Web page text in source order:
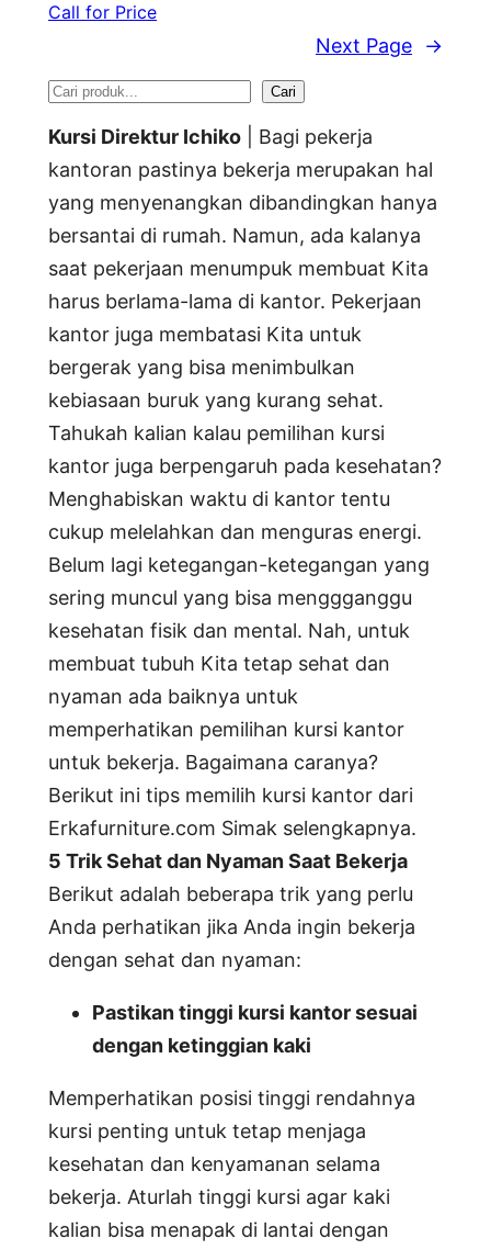
Call for Price
Next Page →
S
e
a
r
c
h
Cari
Kursi Direktur Ichiko | Bagi pekerja
kantoran pastinya bekerja merupakan hal
yang menyenangkan dibandingkan hanya
bersantai di rumah. Namun, ada kalanya
saat pekerjaan menumpuk membuat Kita
harus berlama-lama di kantor. Pekerjaan
kantor juga membatasi Kita untuk
bergerak yang bisa menimbulkan
kebiasaan buruk yang kurang sehat.
Tahukah kalian kalau pemilihan kursi
kantor juga berpengaruh pada kesehatan?
Menghabiskan waktu di kantor tentu
cukup melelahkan dan menguras energi.
Belum lagi ketegangan-ketegangan yang
sering muncul yang bisa menggganggu
kesehatan fisik dan mental. Nah, untuk
membuat tubuh Kita tetap sehat dan
nyaman ada baiknya untuk
memperhatikan pemilihan kursi kantor
untuk bekerja. Bagaimana caranya?
Berikut ini tips memilih kursi kantor dari
Erkafurniture.com Simak selengkapnya.
5 Trik Sehat dan Nyaman Saat Bekerja
Berikut adalah beberapa trik yang perlu
Anda perhatikan jika Anda ingin bekerja
dengan sehat dan nyaman:
Pastikan tinggi kursi kantor sesuai
dengan ketinggian kaki
Memperhatikan posisi tinggi rendahnya
kursi penting untuk tetap menjaga
kesehatan dan kenyamanan selama
bekerja. Aturlah tinggi kursi agar kaki
kalian bisa menapak di lantai dengan